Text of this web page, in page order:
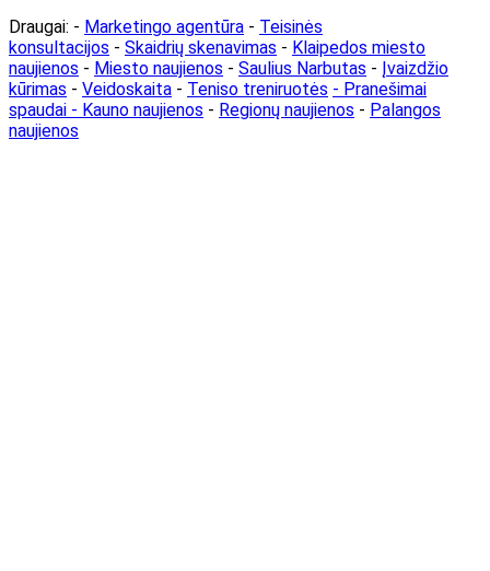
Draugai: - Marketingo agentūra - Teisinės
konsultacijos - Skaidrių skenavimas - Klaipedos miesto
naujienos - Miesto naujienos - Saulius Narbutas - Įvaizdžio
kūrimas - Veidoskaita - Teniso treniruotės - Pranešimai
spaudai - Kauno naujienos - Regionų naujienos - Palangos
naujienos